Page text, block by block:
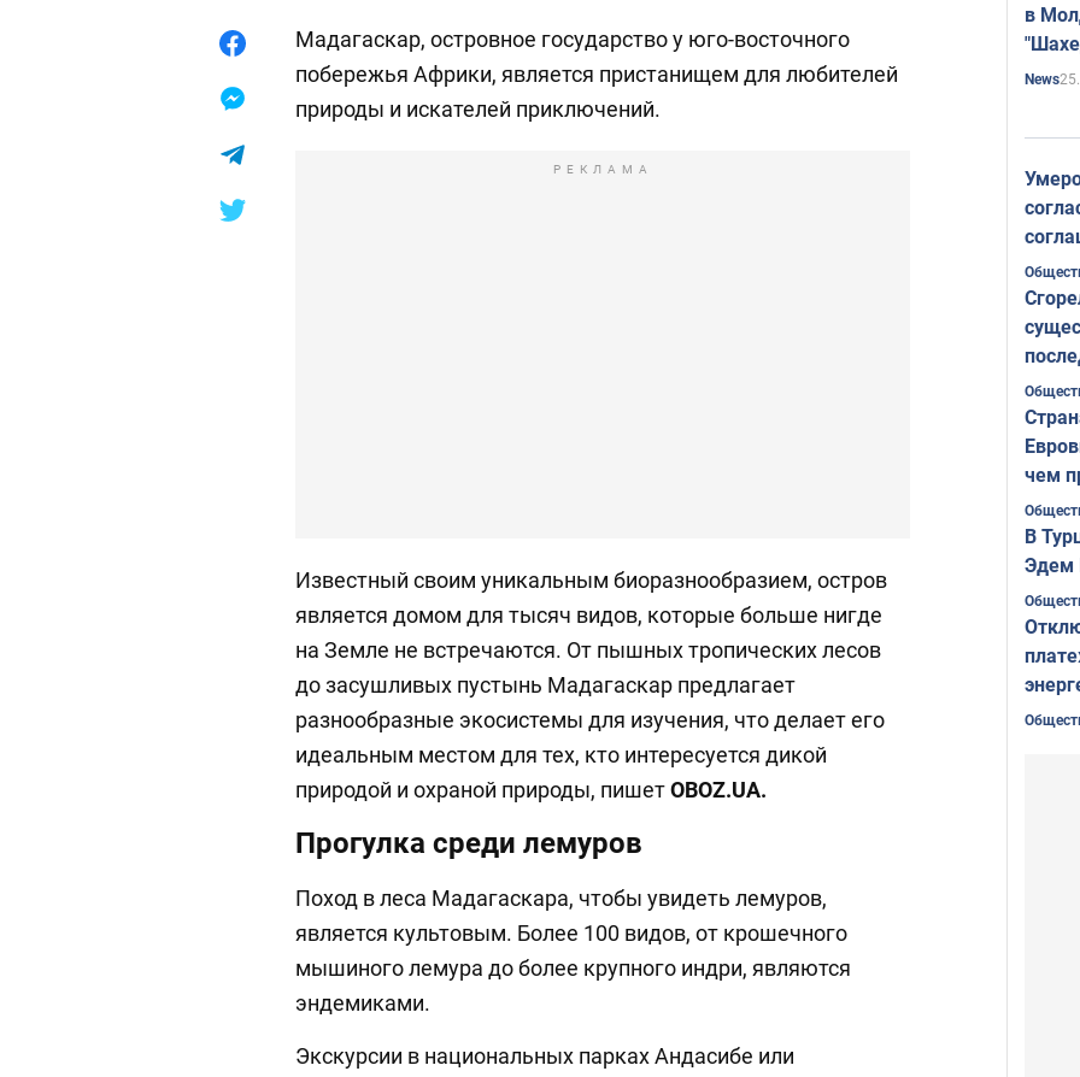
Мадагаскар, островное государство у юго-восточного
побережья Африки, является пристанищем для любителей
природы и искателей приключений.
РЕКЛАМА
Известный своим уникальным биоразнообразием, остров
является домом для тысяч видов, которые больше нигде
на Земле не встречаются. От пышных тропических лесов
до засушливых пустынь Мадагаскар предлагает
разнообразные экосистемы для изучения, что делает его
идеальным местом для тех, кто интересуется дикой
природой и охраной природы, пишетOBOZ.UA.
Прогулка среди лемуров
Поход в леса Мадагаскара, чтобы увидеть лемуров,
является культовым. Более 100 видов, от крошечного
мышиного лемура до более крупного индри, являются
эндемиками.
Экскурсии в национальных парках Андасибе или
в
News
чем
В
Эдем